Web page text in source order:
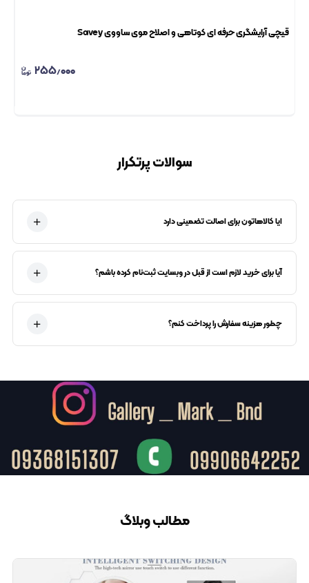
قیچی آرایشگری حرفه ای کوتاهی و اصلاح موی ساووی Savey
۲۵۵٫۰۰۰
سوالات پرتکرار
ایا کالاهاتون برای اصالت تضمینی دارد
آیا برای خرید لازم است از قبل در وبسایت ثبت‌نام کرده باشم؟
چطور هزینه سفارش را پرداخت کنم؟
مطالب وبلاگ